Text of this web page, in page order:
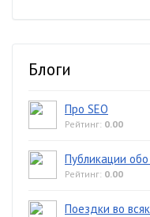
Блоги
Про SEO
Рейтинг: 0.00
Публикации
Рейтинг: 0.00
Поездки во